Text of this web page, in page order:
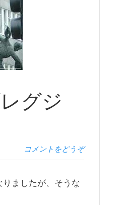
グジ
コメントをどうぞ
ましたが、そうな